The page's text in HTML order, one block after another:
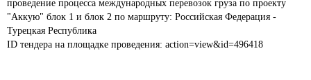
проведение процесса международных перевозок груза по проекту
"Аккую" блок 1 и блок 2 по маршруту: Российская Федерация -
Турецкая Республика
ID тендера на площадке проведения: action=view&id=496418